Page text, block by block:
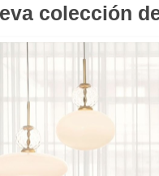
colección